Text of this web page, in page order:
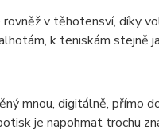
rovněž v těhotensví, díky
k teniskám stejně
mnou, digitálně, přímo
je napohmat trochu